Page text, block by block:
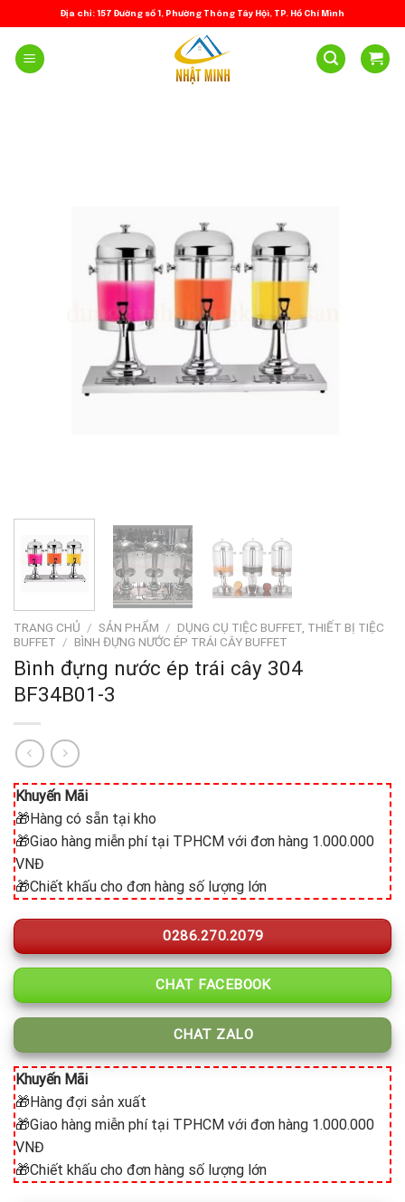
to
content
Địa chỉ: 157 Đường số 1, Phường Thông Tây Hội, TP. Hồ Chí Minh
TRANG CHỦ / SẢN PHẨM / DỤNG CỤ TIỆC BUFFET, THIẾT BỊ TIỆC
BUFFET / BÌNH ĐỰNG NƯỚC ÉP TRÁI CÂY BUFFET
Bình đựng nước ép trái cây 304
BF34B01-3
Khuyến Mãi
🎁Hàng có sẵn tại kho
🎁Giao hàng miễn phí tại TPHCM với đơn hàng 1.000.000
VNĐ
🎁Chiết khấu cho đơn hàng số lượng lớn
0286.270.2079
CHAT FACEBOOK
CHAT ZALO
Khuyến Mãi
🎁Hàng đợi sản xuất
🎁Giao hàng miễn phí tại TPHCM với đơn hàng 1.000.000
VNĐ
🎁Chiết khấu cho đơn hàng số lượng lớn